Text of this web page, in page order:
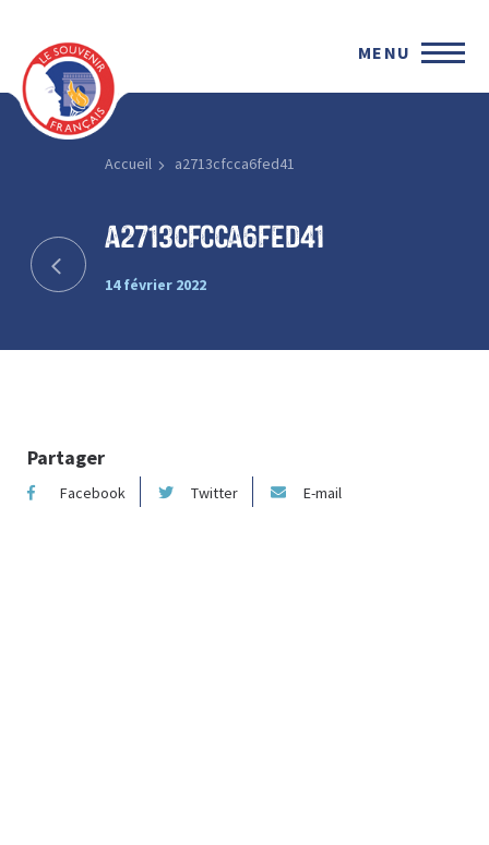
MENU
Accueil a2713cfcca6fed41
a2713cfcca6fed41
14 février 2022
Partager
Facebook Twitter E-mail